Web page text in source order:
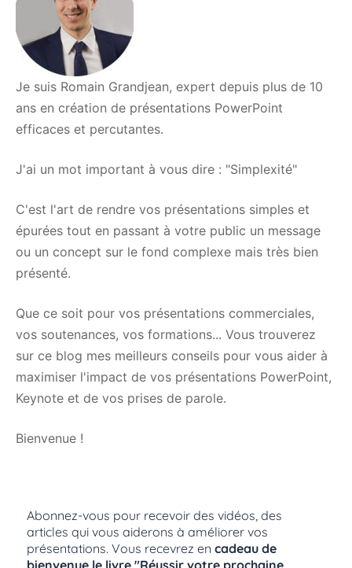
Je suis Romain Grandjean, expert depuis plus de 10
ans en création de présentations PowerPoint
efficaces et percutantes.
J'ai un mot important à vous dire : "Simplexité"
C'est l'art de rendre vos présentations simples et
épurées tout en passant à votre public un message
ou un concept sur le fond complexe mais très bien
présenté.
Que ce soit pour vos présentations commerciales,
vos soutenances, vos formations... Vous trouverez
sur ce blog mes meilleurs conseils pour vous aider à
maximiser l'impact de vos présentations PowerPoint,
Keynote et de vos prises de parole.
Bienvenue !